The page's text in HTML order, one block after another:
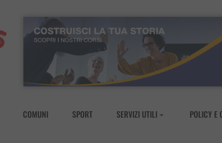
COMUNI SPORT SERVIZI UTILI
POLICY E